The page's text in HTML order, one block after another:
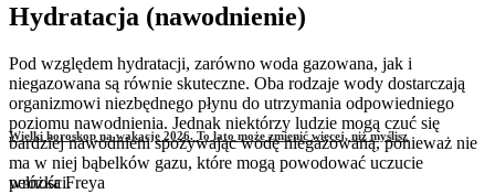
Wielki horoskop na wakacje 2026. To lato może zmienić więcej, niż myślisz
wróżka Freya
Hydratacja (nawodnienie)
Pod względem hydratacji, zarówno woda gazowana, jak i
niegazowana są równie skuteczne. Oba rodzaje wody dostarczają
organizmowi niezbędnego płynu do utrzymania odpowiedniego
poziomu nawodnienia. Jednak niektórzy ludzie mogą czuć się
bardziej nawodnieni spożywając wodę niegazowaną, ponieważ nie
ma w niej bąbelków gazu, które mogą powodować uczucie
pełności.